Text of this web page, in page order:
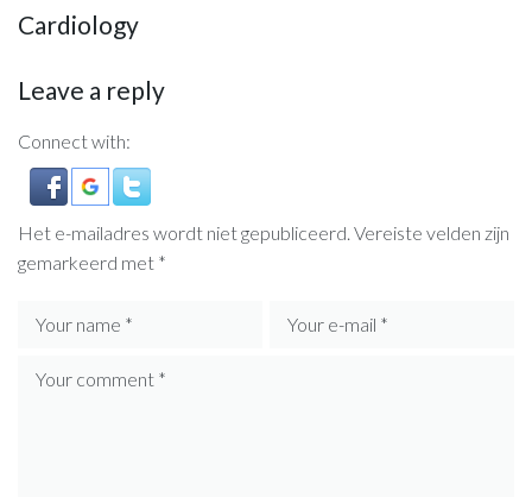
Cardiology
Leave a reply
Connect with:
Het e-mailadres wordt niet gepubliceerd. Vereiste velden zijn
gemarkeerd met *